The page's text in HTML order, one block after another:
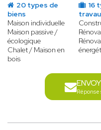
20 types de
biens
Maison individuelle
Maison passive /
écologique
Chalet / Maison en
bois
16
Réponse